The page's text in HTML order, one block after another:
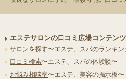
エステサロンの口コミ広場コンテンツ
サロンを探す〜エステ、スパのランキン
口コミ検索〜エステ、スパの体験談〜
お悩み相談室〜エステ、美容の掲示板〜